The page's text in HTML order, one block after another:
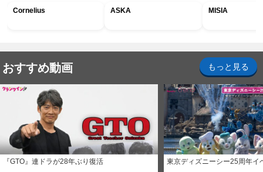
Cornelius ASKA MISIA
おすすめ動画 もっと見る
『GTO』連ドラが28年ぶり復活 東京ディズニーシー25周年イ